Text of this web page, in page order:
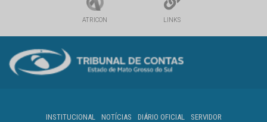
ATRICON LINKS
INSTITUCIONAL NOTÍCIAS DIÁRIO OFICIAL
SERVIDOR